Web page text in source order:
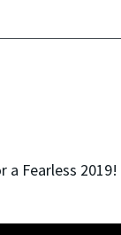
a Fearless 2019!